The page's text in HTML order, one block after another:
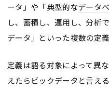
ータ」や「典型的なデータ
し、蓄積し、運用し、分析
データ」といった複数の定義
定義は語る対象によって異
えたらビックデータと言え